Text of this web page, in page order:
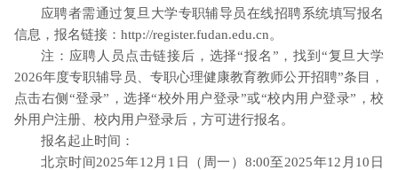
应聘者需通过复旦大学专职辅导员在线招聘系统填写报名
信息，报名链接：http://register.fudan.edu.cn。
注：应聘人员点击链接后，选择“报名”，找到“复旦大学
2026年度专职辅导员、专职心理健康教育教师公开招聘”条目，
点击右侧“登录”，选择“校外用户登录”或“校内用户登录”，校
外用户注册、校内用户登录后，方可进行报名。
报名起止时间：
北京时间2025年12月1日（周一）8:00至2025年12月10日